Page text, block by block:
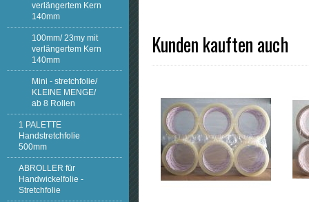
verlängertem Kern
140mm
100mm/ 23my mit
verlängertem Kern
140mm
Mini - stretchfolie/
KLEINE MENGE/
ab 8 Rollen
1 PALETTE
Handstretchfolie
500mm
ABROLLER für
Handwickelfolie -
Stretchfolie
Kunden kauften auch